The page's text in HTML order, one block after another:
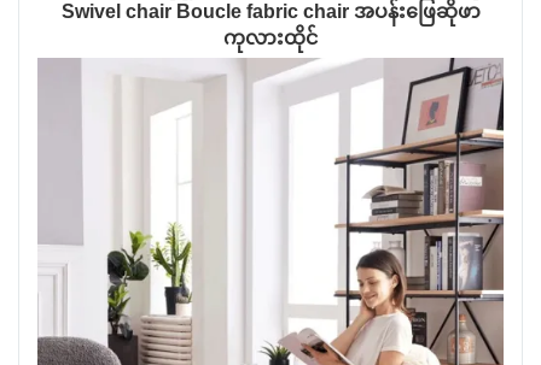
Swivel chair Boucle fabric chair အပန်းဖြေဆိုဖာ
ကုလားထိုင်